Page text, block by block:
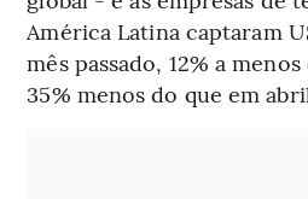
América Latina captaram
mês passado, 12% a
35% menos do que em